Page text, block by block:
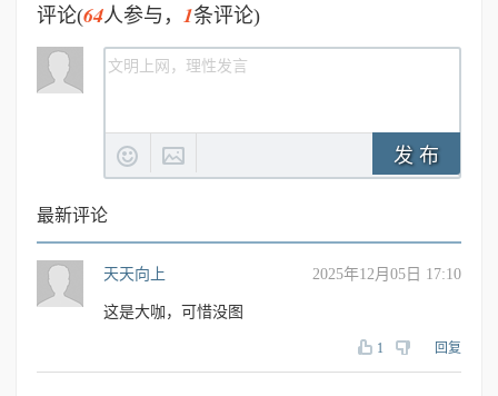
评论(64人参与， 1条评论)
发 布
最新评论
天天向上 2025年12月05日 17:10
这是大咖，可惜没图
1 回复